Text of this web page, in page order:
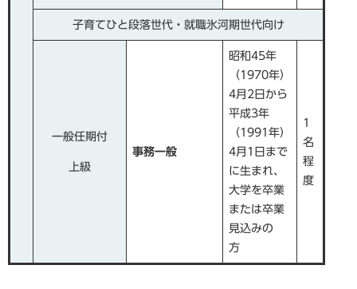
子育てひと段落世代・就職氷河期世代向け
一般任期付
上級
事務一般
昭和45年
（1970年）
4月2日から
平成3年
（1991年）
4月1日まで
に生まれ、
大学を卒業
または卒業
見込みの
方
1
名
程
度